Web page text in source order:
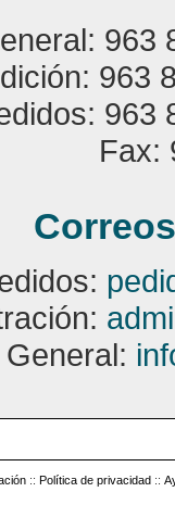
963
963
963
Fax:
General:
:: Política de privacidad ::